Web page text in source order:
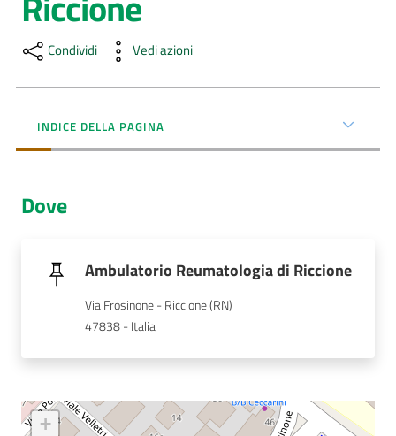
AUSL
Comunica
dei
Dedicato
e
Condividi Vedi azioni
INDICE DELLA PAGINA
Dove
Ambulatorio Reumatologia di Riccione
Via Frosinone - Riccione (RN)
47838 - Italia
+